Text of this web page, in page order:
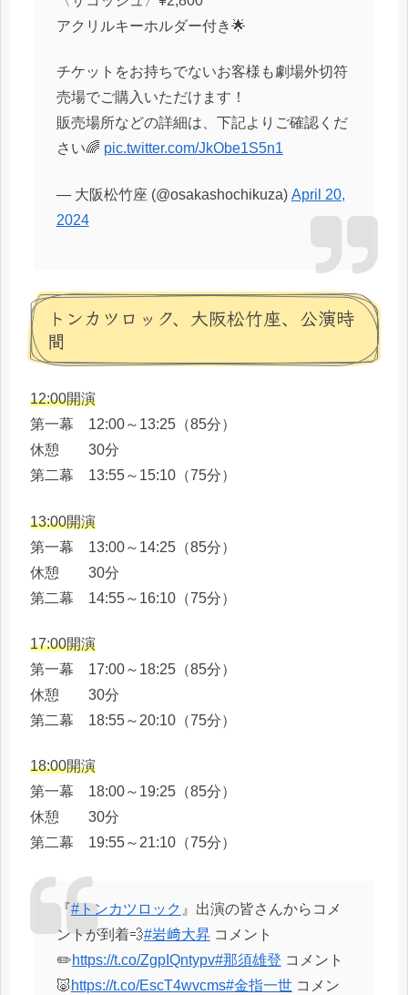
アクリルキーホルダー付き🌟
チケットをお持ちでないお客様も劇場外切符
売場でご購入いただけます！
販売場所などの詳細は、下記よりご確認くだ
さい🌈 pic.twitter.com/JkObe1S5n1
— 大阪松竹座 (@osakashochikuza) April 20,
2024
トンカツロック、大阪松竹座、公演時
間
12:00開演
第一幕 12:00～13:25（85分）
休憩 30分
第二幕 13:55～15:10（75分）
13:00開演
第一幕 13:00～14:25（85分）
休憩 30分
第二幕 14:55～16:10（75分）
17:00開演
第一幕 17:00～18:25（85分）
休憩 30分
第二幕 18:55～20:10（75分）
18:00開演
第一幕 18:00～19:25（85分）
休憩 30分
第二幕 19:55～21:10（75分）
『#トンカツロック 』出演の皆さんからコメ
ントが到着💨#岩﨑大昇コメント
✏️https://t.co/ZgpIQntypv#那須雄登 コメント
🐷 https://t.co/EscT4wvcms#金指一世コメン